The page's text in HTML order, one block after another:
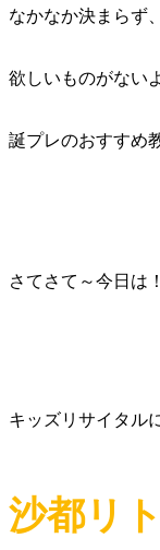
なかなか決まらず
欲しいものがない
誕プレのおすすめ
さてさて～今日は！
キッズリサイタル
沙都リ